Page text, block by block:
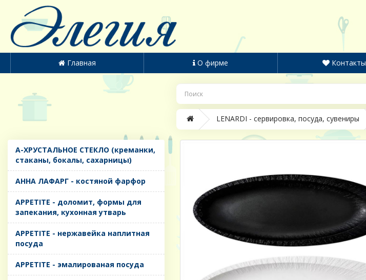
Главная О фирме Контакты
LENARDI - сервировка, посуда, сувениры
A-ХРУСТАЛЬНОЕ СТЕКЛО (креманки,
стаканы, бокалы, сахарницы)
AHHA ЛАФАРГ - костяной фарфор
APPETITE - доломит, формы для
запекания, кухонная утварь
APPETITE - нержавейка наплитная
посуда
APPETITE - эмалированая посуда